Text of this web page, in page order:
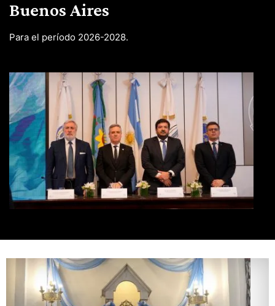
Buenos Aires
Para el período 2026-2028.